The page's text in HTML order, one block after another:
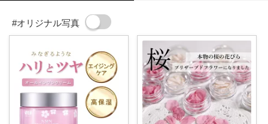
#オリジナル写真